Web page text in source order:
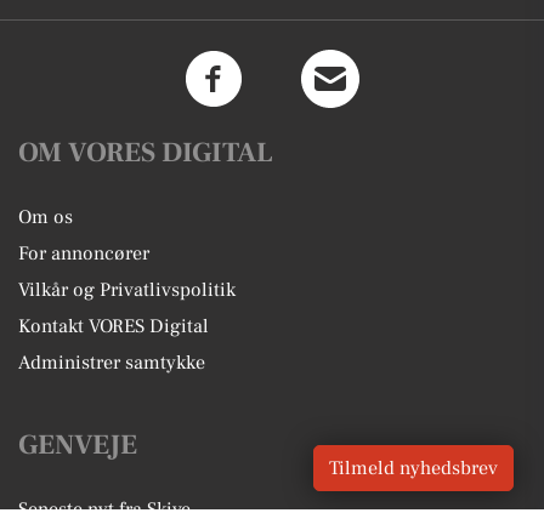
OM VORES DIGITAL
Om os
For annoncører
Vilkår og Privatlivspolitik
Kontakt VORES Digital
Administrer samtykke
GENVEJE
Seneste nyt fra Skive
Tilmeld nyhedsbrev